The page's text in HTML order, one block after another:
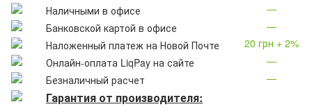
Наличными в офисе
—
Банковской картой в офисе
—
Наложенный платеж на Новой Почте
20 грн + 2%
Онлайн-оплата LiqPay на сайте
—
Безналичный расчет
—
Гарантия от производителя: